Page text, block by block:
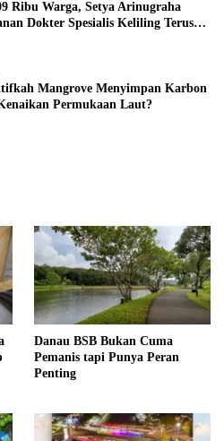
Ribu Warga, Setya Arinugraha
Dokter Spesialis Keliling Terus
Mangrove Menyimpan Karbon
Permukaan Laut?
Danau BSB Bukan Cuma
Pemanis tapi Punya Peran
Penting